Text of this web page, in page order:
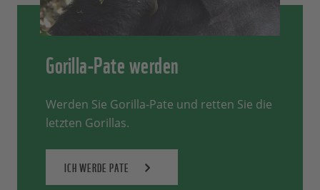
Gorilla-Pate werden
Werden Sie Gorilla-Pate und retten Sie die
letzten Gorillas.
ICH WERDE PATE